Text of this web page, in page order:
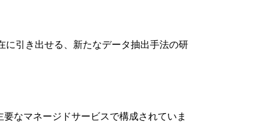
に引き出せる、新たなデータ抽出手法の研
なマネージドサービスで構成されていま